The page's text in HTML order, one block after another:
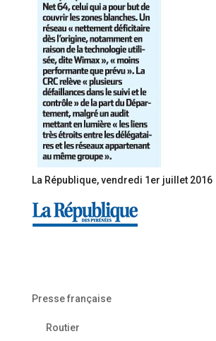
La République, vendredi 1er juillet 2016
Presse française
Routier